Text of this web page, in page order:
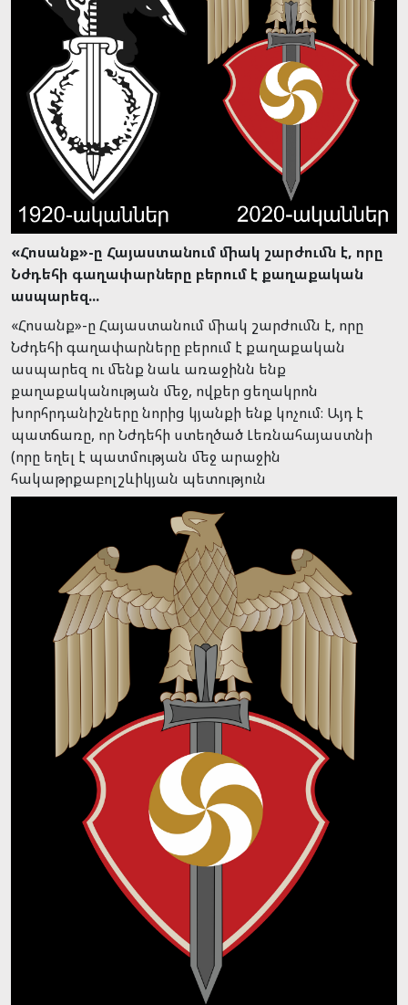
«Հոսանք»-ը Հայաստանում միակ շարժումն է, որը
Նժդեհի գաղափարները բերում է քաղաքական
ասպարեզ...
«Հոսանք»-ը Հայաստանում միակ շարժումն է, որը
Նժդեհի գաղափարները բերում է քաղաքական
ասպարեզ ու մենք նաև առաջինն ենք
քաղաքականության մեջ, ովքեր ցեղակրոն
խորհրդանիշները նորից կյանքի ենք կոչում։ Այդ է
պատճառը, որ Նժդեհի ստեղծած Լեռնահայաստնի
(որը եղել է պատմության մեջ արաջին
հակաթրքաբոլշևիկյան պետություն